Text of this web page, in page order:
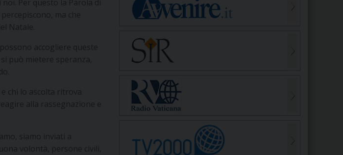
Per questo la Parola di
ma che
Natale.
può mietere speranza,
chi lo ascolta ritrova
alla rassegnazione e
siamo inviati a
volontà, persone civili,